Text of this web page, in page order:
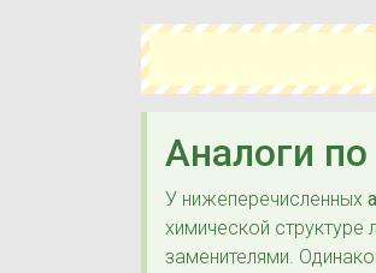
Аналоги по
У нижеперечисленных
химической структуре
заменителями.